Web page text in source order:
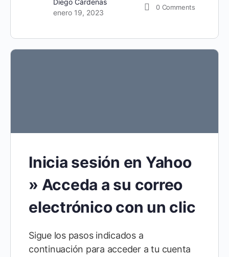
Diego Cárdenas
enero 19, 2023
0 Comments
Inicia sesión en Yahoo
» Acceda a su correo
electrónico con un clic
Sigue los pasos indicados a
continuación para acceder a tu cuenta